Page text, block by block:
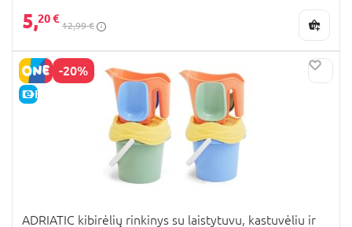
5,20 €
12,99 €
-20%
E-KAINA
ADRIATIC kibirėlių rinkinys su laistytuvu, kastuvėliu ir